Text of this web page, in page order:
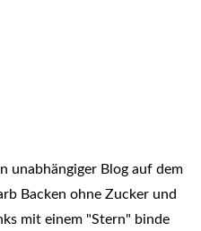
unabhängiger Blog auf dem
Backen ohne Zucker und
mit einem "Stern" binde